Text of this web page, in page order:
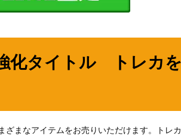
化タイトル トレカ
ざまなアイテムをお売りいただけます。トレ